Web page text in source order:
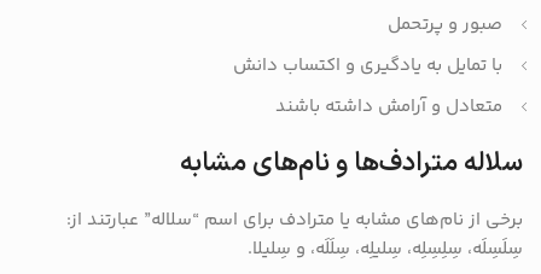
صبور و پرتحمل
با تمایل به یادگیری و اکتساب دانش
متعادل و آرامش داشته باشند
سلاله مترادف‌ها و نام‌های مشابه
برخی از نام‌های مشابه یا مترادف برای اسم “سلاله” عبارتند از:
سِلَسِلَه، سِلِسِلِه، سِلیلِه، سِلَلَه، و سِلیلا.